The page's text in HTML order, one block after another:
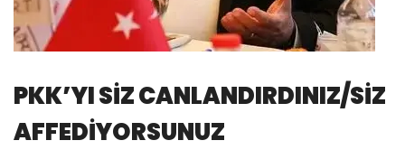
PKK’YI SİZ CANLANDIRDINIZ/SİZ
AFFEDİYORSUNUZ